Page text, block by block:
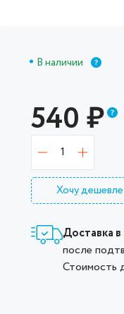
В наличии
540₽
1
Хочу дешевле
Доставка в
после
Стоимость